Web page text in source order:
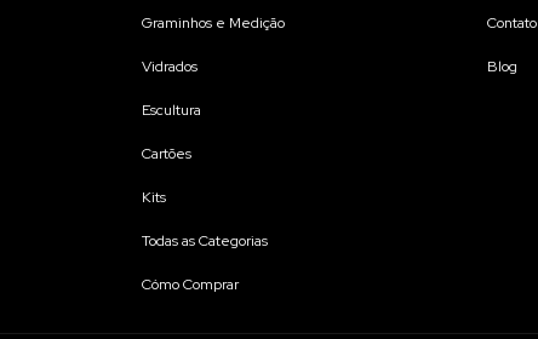
Graminhos e Medição
Vidrados
Escultura
Cartões
Kits
Todas as Categorias
Cómo Comprar
Contato
Blog